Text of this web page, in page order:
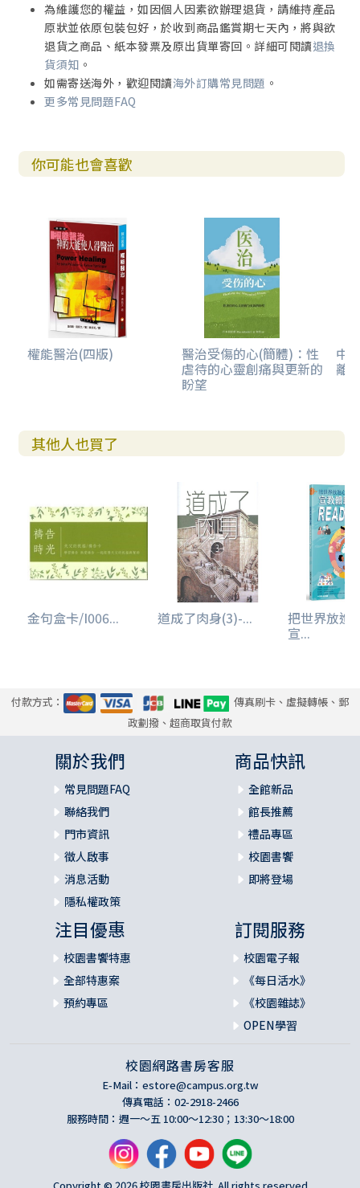
為維護您的權益，如因個人因素欲辦理退貨，請維持產品
原狀並依原包裝包好，於收到商品鑑賞期七天內，將與欲
退貨之商品、紙本發票及原出貨單寄回。詳細可閱讀退換
貨須知 。
如需寄送海外，歡迎閱讀海外訂購常見問題 。
更多常見問題FAQ
你可能也會喜歡
權能醫治(四版) 醫治受傷的心(簡體)：性
虐待的心靈創痛與更新的
盼望
中
離
其他人也買了
金句盒卡/I006... 道成了肉身(3)-... 把世界放進
宣...
付款方式：
傳真刷卡、虛擬轉帳、郵
政劃撥、超商取貨付款
關於我們
常見問題FAQ
聯絡我們
門市資訊
徵人啟事
消息活動
隱私權政策
商品快訊
全館新品
館長推薦
禮品專區
校園書饗
即將登場
注目優惠
校園書饗特惠
全部特惠案
預約專區
訂閱服務
校園電子報
《每日活水》
《校園雜誌》
OPEN學習
校園網路書房客服
E-Mail： estore@campus.org.tw
傳真電話：02-2918-2466
服務時間：週一～五 10:00～12:30；13:30～18:00
Copyright © 2026 校園書房出版社. All rights reserved